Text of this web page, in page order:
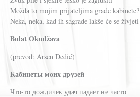
Možda to mojim prijateljima grade kabinete?
Neka, neka, kad ih sagrade lakše će se živjeti
Bulat Okudžava
(prevod: Arsen Dedić)
Кабинеты моих друзей
Что-то дождичек удач падает не часто